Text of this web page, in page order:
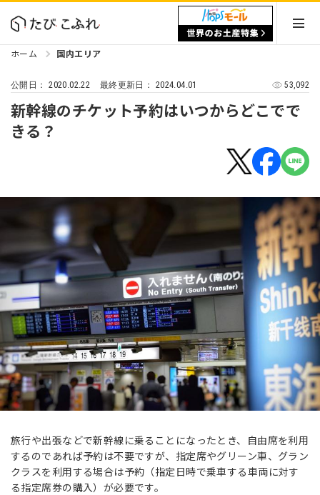
ホーム 国内エリア
公開日：2020.02.22 最終更新日： 2024.04.01 53,092
新幹線のチケット予約はいつからどこでで
きる？
旅行や出張などで新幹線に乗ることになったとき、自由席を利用
するのであれば予約は不要ですが、指定席やグリーン車、グラン
クラスを利用する場合は予約（指定日時で乗車する車両に対す
る指定席券の購入）が必要です。